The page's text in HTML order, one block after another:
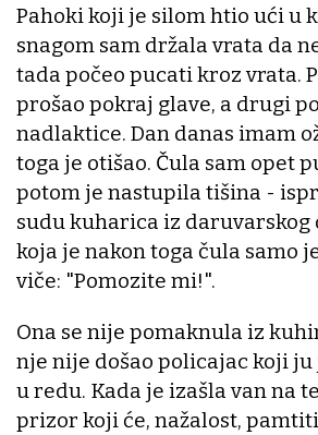
Pahoki koji je silom htio ući u
snagom sam držala vrata da
tada počeo pucati kroz vrata.
prošao pokraj glave, a drugi
nadlaktice. Dan danas imam
toga je otišao. Čula sam opet
potom je nastupila tišina -
sudu kuharica iz daruvarskog
koja je nakon toga čula samo
viče: "Pomozite mi!".
Ona se nije pomaknula iz
nje nije došao policajac koji ju
u redu. Kada je izašla van na
prizor koji će, nažalost,